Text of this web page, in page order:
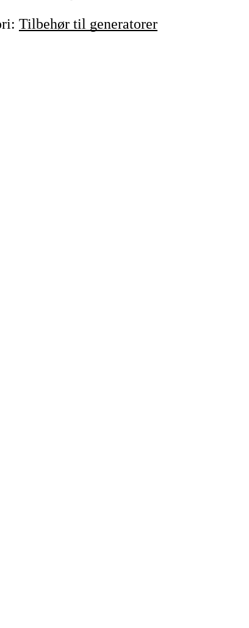
: Tilbehør til generatorer